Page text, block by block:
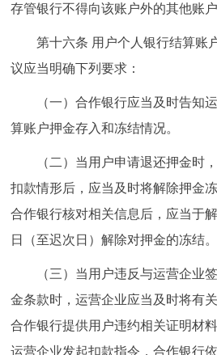
存管银行不得向该账户外的其他账户
第十六条 用户个人银行结算账
议应当明确下列要求：
（一）合作银行应当及时告知运
算账户押金存入和冻结情况。
（二）当用户申请退还押金时，
扣款情形后，应当及时将解除押金
合作银行核对相关信息后，应当于
日（至迟次日）解除对押金的冻结。
（三）当用户违反与运营企业签
金条款时，运营企业应当及时将有
合作银行提供用户违约相关证明材
运营企业发起扣款指令，合作银行